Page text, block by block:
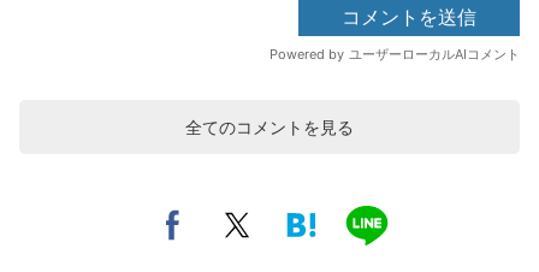
全てのコメントを見る